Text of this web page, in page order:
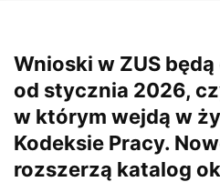
Wnioski w ZUS
od stycznia 2026,
w którym wejdą w
Kodeksie Pracy.
rozszerzą katalog